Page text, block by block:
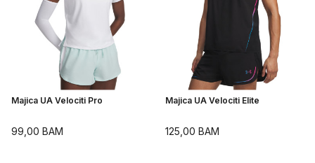
Majica UA Velociti Pro
99,00 BAM
Majica UA Velociti Elite
125,00 BAM